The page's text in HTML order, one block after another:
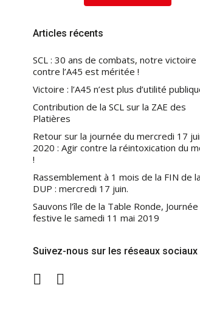
Articles récents
SCL : 30 ans de combats, notre victoire
contre l’A45 est méritée !
Victoire : l’A45 n’est plus d’utilité
Contribution de la SCL sur la ZAE des
Platières
Retour sur la journée du mercredi 17
2020 : Agir contre la réintoxication du
!
Rassemblement à 1 mois de la FIN de la
DUP : mercredi 17 juin.
Sauvons l’île de la Table Ronde, Journée
festive le samedi 11 mai 2019
Suivez-nous sur les réseaux sociaux
Twitter